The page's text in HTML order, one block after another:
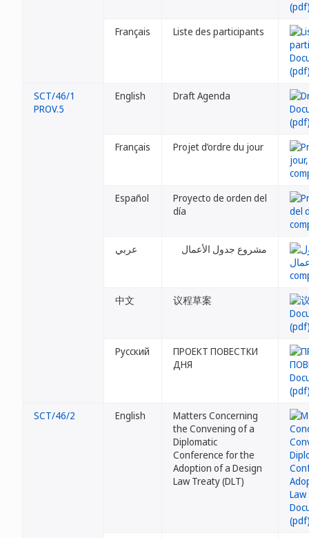
Français Liste des participants
SCT/46/1
PROV.5
English Draft Agenda
Français Projet d’ordre du jour
Español
Proyecto de orden del
día
عربي مشروع جدول الأعمال
中文 议程草案
Русский
ПРОЕКТ ПОВЕСТКИ
ДНЯ
SCT/46/2 English
Matters Concerning
the Convening of a
Diplomatic
Conference for the
Adoption of a Design
Law Treaty (DLT)